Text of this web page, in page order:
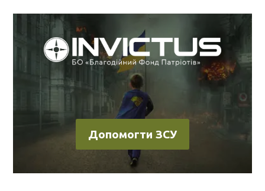
Допомогти ЗСУ